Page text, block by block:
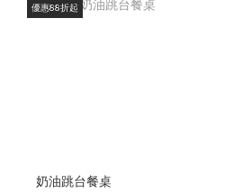
優惠88折起
奶油跳台餐桌